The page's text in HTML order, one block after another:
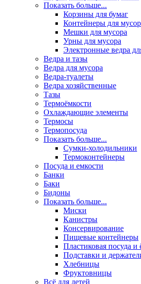
Показать больше...
Корзины для бумаг
Контейнеры для
Мешки для мусора
Урны для мусора
Электронные ведра
Ведра и тазы
Ведра для мусора
Ведра-туалеты
Ведра хозяйственные
Тазы
Термоёмкости
Охлаждающие элементы
Термосы
Термопосуда
Показать больше...
Сумки-холодильники
Термоконтейнеры
Посуда и емкости
Банки
Баки
Бидоны
Показать больше...
Миски
Канистры
Консервирование
Пищевые контейнеры
Пластиковая посуда и
Подставки и
Хлебницы
Фруктовницы
Всё для детей